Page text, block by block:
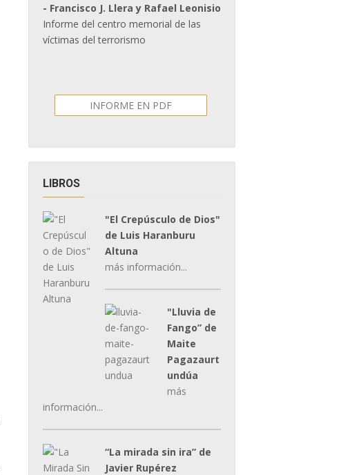
- Francisco J. Llera y Rafael Leonisio
Informe del centro memorial de las
víctimas del terrorismo
INFORME EN PDF
LIBROS
"El Crepúsculo de Dios"
de Luis Haranburu
Altuna
más información...
"Lluvia de
Fango” de
Maite
Pagazaurt
undúa
más
información...
“La mirada sin ira” de
Javier Rupérez